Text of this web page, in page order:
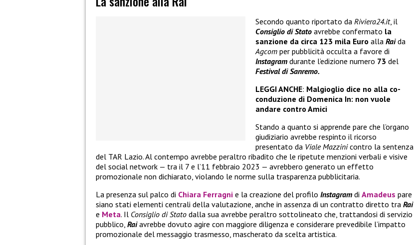
Secondo quanto riportato da Riviera24.it, il
Consiglio di Stato avrebbe confermato la
sanzione da circa 123 mila Euro alla Raida
Agcom per pubblicità occulta a favore di
Instagram durante l’edizione numero 73 del
Festival di Sanremo.
LEGGI ANCHE: Malgioglio dice no alla co-
conduzione di Domenica In: non vuole
andare contro Amici
Stando a quanto si apprende pare che l’organo
giudiziario avrebbe respinto il ricorso
presentato da Viale Mazzinicontro la sentenza
del TAR Lazio. Al contempo avrebbe peraltro ribadito che le ripetute menzioni verbali e visive
del social network — tra il 7 e l’11 febbraio 2023 — avrebbero generato un effetto
promozionale non dichiarato, violando le norme sulla trasparenza pubblicitaria.
La presenza sul palco di Chiara Ferragni e la creazione del profilo Instagram di Amadeus pare
siano stati elementi centrali della valutazione, anche in assenza di un contratto diretto tra Rai
e Meta. Il Consiglio di Stato dalla sua avrebbe peraltro sottolineato che, trattandosi di servizio
pubblico, Raiavrebbe dovuto agire con maggiore diligenza e considerare prevedibile l’impatto
promozionale del messaggio trasmesso, mascherato da scelta artistica.